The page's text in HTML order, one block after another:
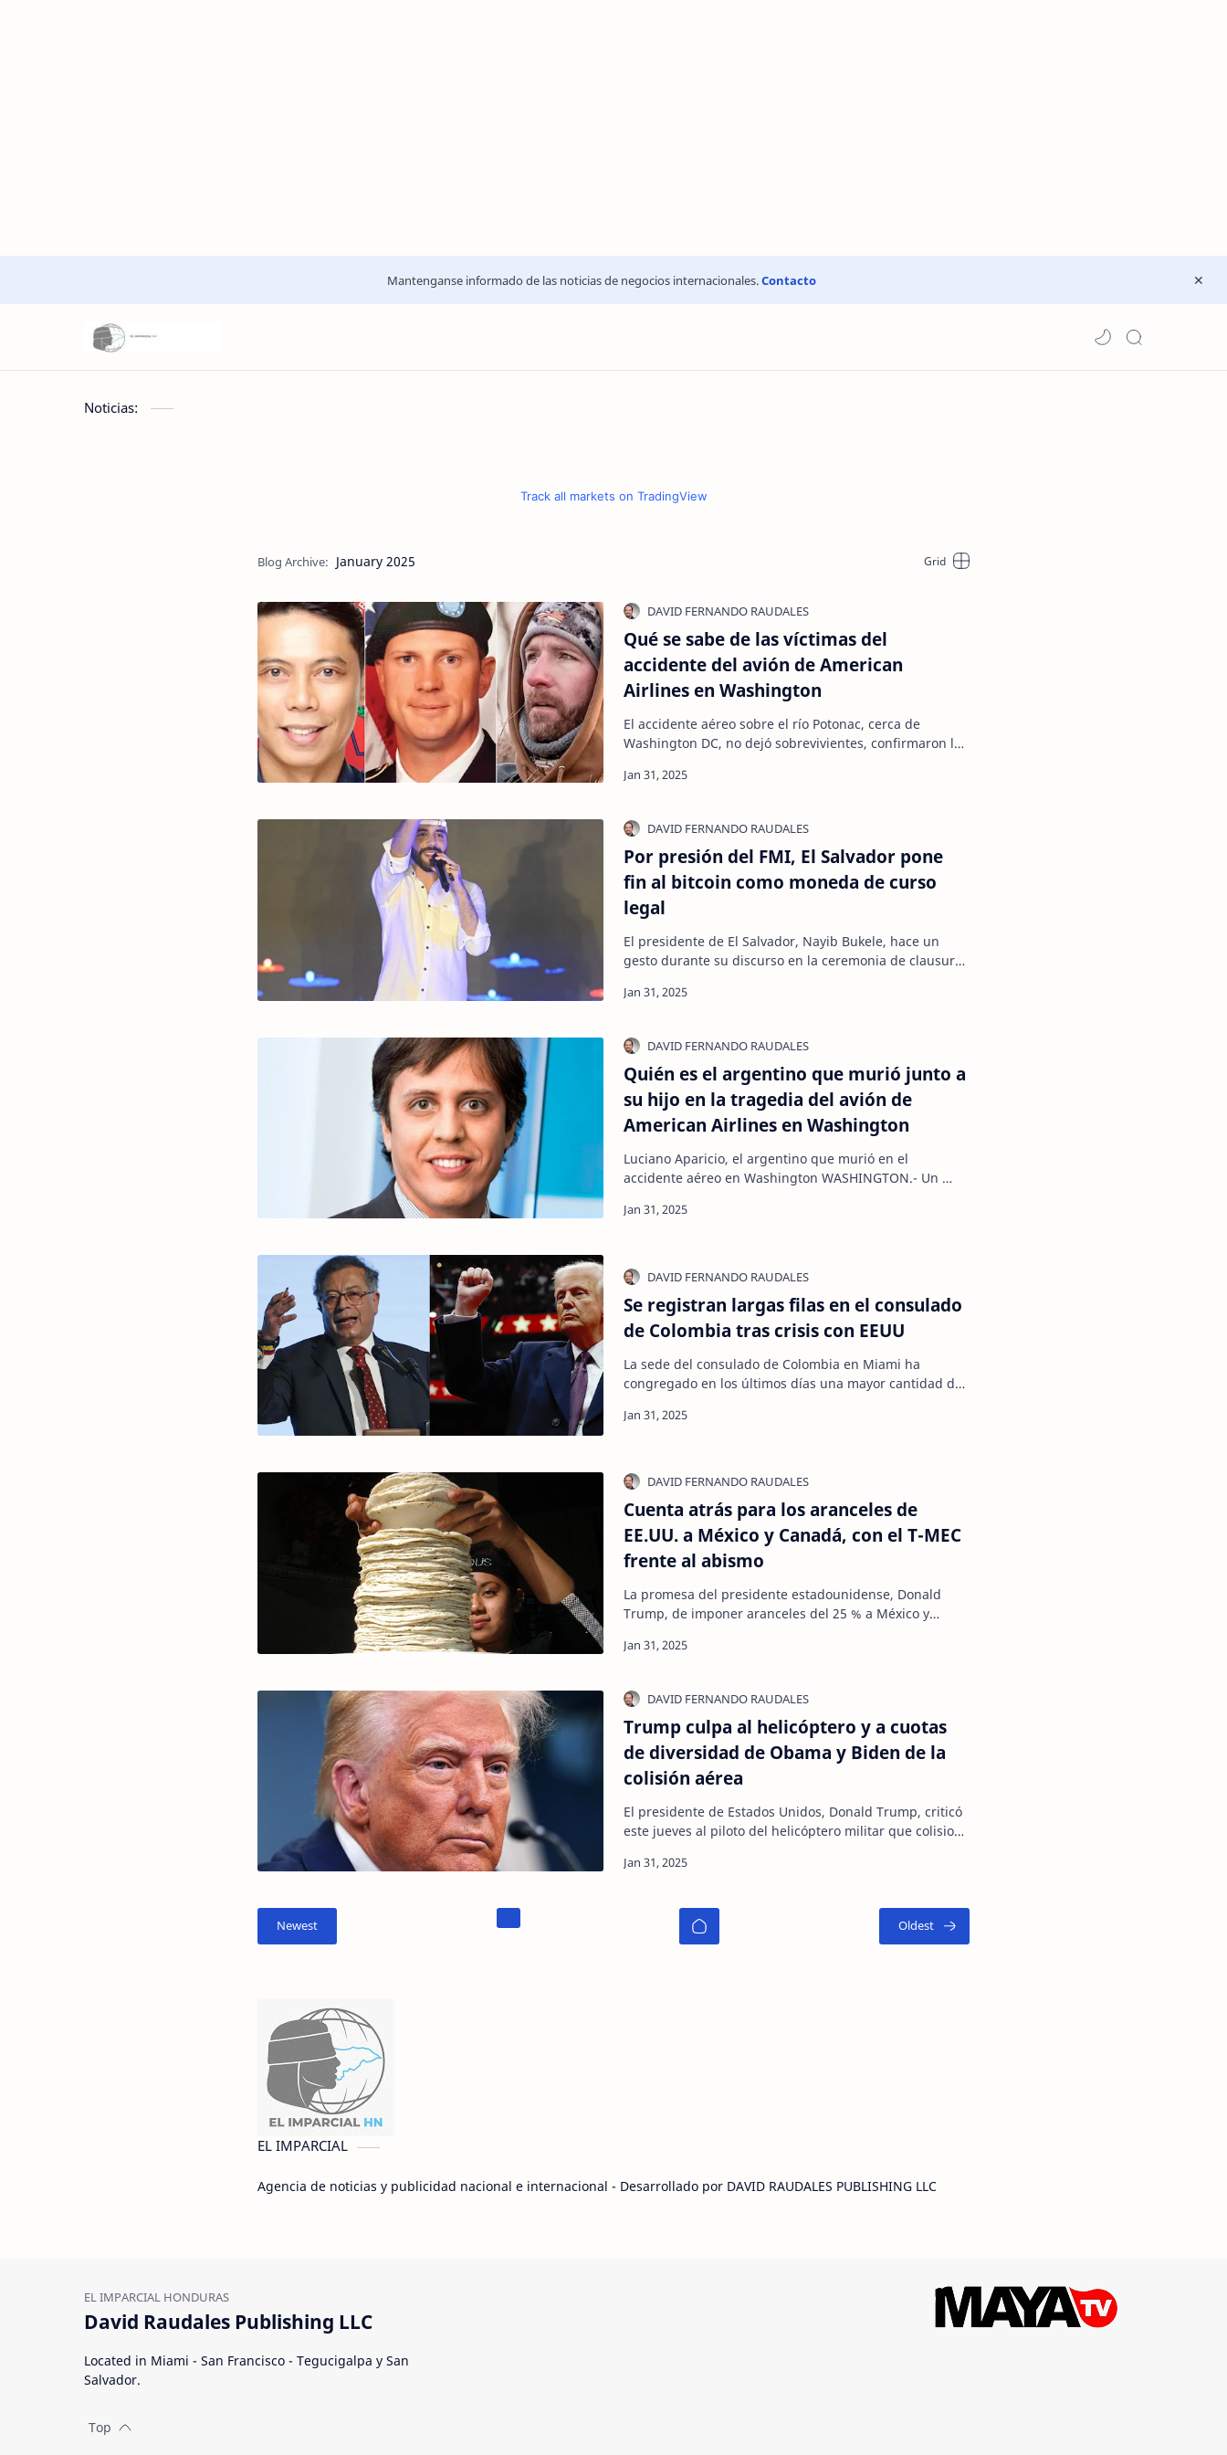
Mantenganse informado de las noticias de negocios internacionales.Contacto
Noticias:
Track all markets on TradingView
January 2025
Qué se sabe de las víctimas del
accidente del avión de American
Airlines en Washington
El accidente aéreo sobre el río Potonac, cerca de
Washington DC, no dejó sobrevivientes, confirmaron las
Por presión del FMI, El Salvador pone
fin al bitcoin como moneda de curso
legal
El presidente de El Salvador, Nayib Bukele, hace un
gesto durante su discurso en la ceremonia de clausura
Quién es el argentino que murió junto a
su hijo en la tragedia del avión de
American Airlines en Washington
Luciano Aparicio, el argentino que murió en el
accidente aéreo en Washington WASHINGTON.- Un
Se registran largas filas en el consulado
de Colombia tras crisis con EEUU
La sede del consulado de Colombia en Miami ha
congregado en los últimos días una mayor cantidad de
Cuenta atrás para los aranceles de
EE.UU. a México y Canadá, con el T-MEC
frente al abismo
La promesa del presidente estadounidense, Donald
Trump, de imponer aranceles del 25 % a México y
Trump culpa al helicóptero y a cuotas
de diversidad de Obama y Biden de la
colisión aérea
El presidente de Estados Unidos, Donald Trump, criticó
este jueves al piloto del helicóptero militar que colisionó
EL IMPARCIAL
Agencia de noticias y publicidad nacional e internacional - Desarrollado por DAVID RAUDALES PUBLISHING LLC
David Raudales Publishing LLC
Located in Miami - San Francisco - Tegucigalpa y San
Salvador.